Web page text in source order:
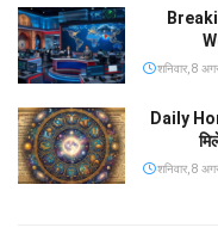
शनिवार, 8
Daily
शनिवार, 8